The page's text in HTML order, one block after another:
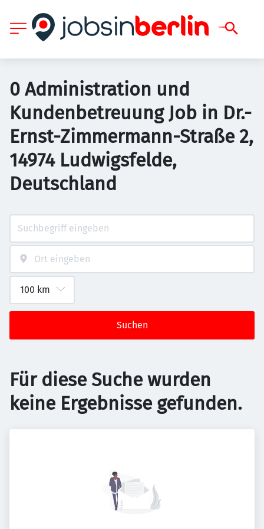
0 Administration und
Kundenbetreuung Job in Dr.-
Ernst-Zimmermann-Straße 2,
14974 Ludwigsfelde,
Deutschland
Suchen
Für diese Suche wurden
keine Ergebnisse gefunden.